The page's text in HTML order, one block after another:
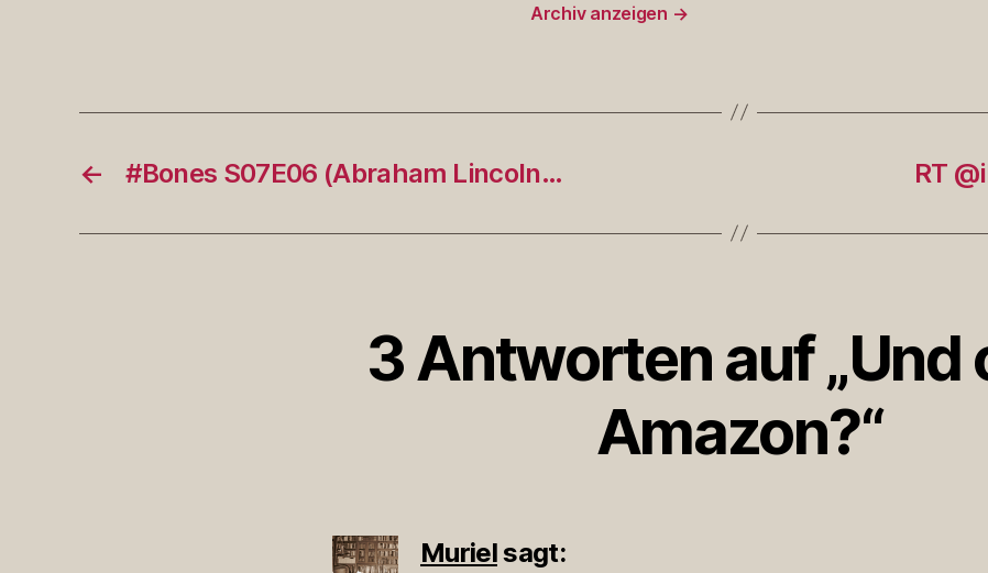
Archiv anzeigen →
← #Bones S07E06 (Abraham Lincoln… RT
3 Antworten auf „Und
Amazon?“
Murielsagt: